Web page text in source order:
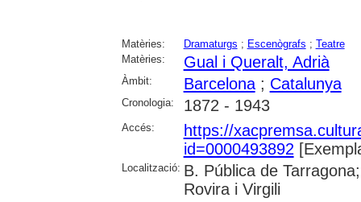
Matèries: Dramaturgs ; Escenògrafs ; Teatre
Matèries:
Gual i Queralt, Adrià
Àmbit: Barcelona; Catalunya
Cronologia: 1872 - 1943
Accés:
https://
id=0000493892
Localització: B. Pública de
Rovira i Virgili